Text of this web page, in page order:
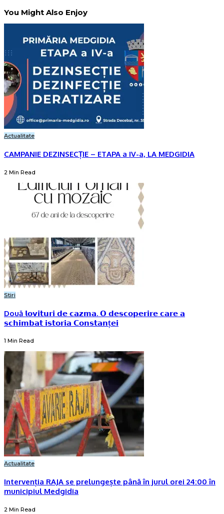
You Might Also Enjoy
Actualitate
CAMPANIE DEZINSECȚIE – ETAPA a IV-a, LA MEDGIDIA
2 Min Read
Stiri
Două 𝗹𝗼𝘃𝗶𝘁𝘂𝗿𝗶 𝗱𝗲 𝗰𝗮𝘇𝗺𝗮. 𝗢 𝗱𝗲𝘀𝗰𝗼𝗽𝗲𝗿𝗶𝗿𝗲 𝗰𝗮𝗿𝗲 𝗮
𝘀𝗰𝗵𝗶𝗺𝗯𝗮𝘁 𝗶𝘀𝘁𝗼𝗿𝗶𝗮 𝗖𝗼𝗻𝘀𝘁𝗮𝗻ț𝗲𝗶
1 Min Read
Actualitate
Intervenția RAJA se prelungește până în jurul orei 24:00 în
municipiul Medgidia
2 Min Read